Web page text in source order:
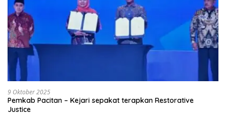
9 Oktober 2025
Pemkab Pacitan – Kejari sepakat terapkan Restorative
Justice